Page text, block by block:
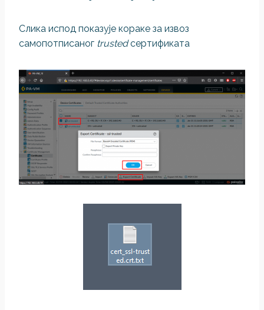
Слика испод показује кораке за извоз
самопотписаног trustedсертификата